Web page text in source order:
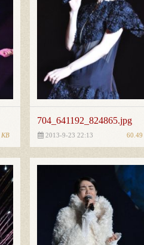
KB
704_641192_824865.jpg
2013-9-23 22:13 60.49